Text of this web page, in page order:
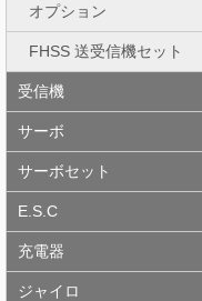
オプション
FHSS 送受信機セット
受信機
サーボ
サーボセット
E.S.C
充電器
ジャイロ